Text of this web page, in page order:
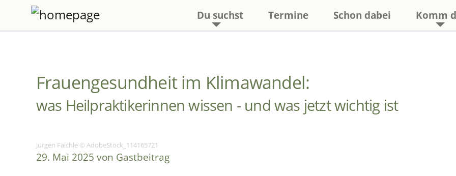
Du suchst Termine Schon dabei Komm
Frauengesundheit im Klimawandel:
was Heilpraktikerinnen wissen - und was jetzt wichtig ist
Jürgen Fälchle © AdobeStock_114165721
29. Mai 2025 von Gastbeitrag